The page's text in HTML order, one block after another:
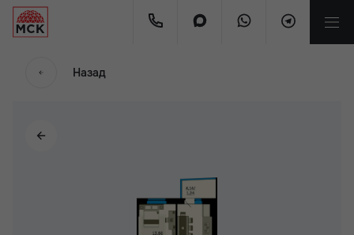
Назад